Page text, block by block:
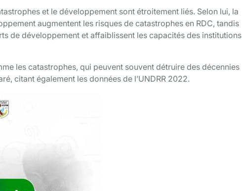
et le développement sont étroitement liés. Selon lui, la
augmentent les risques de catastrophes en RDC, tandis
de développement et affaiblissent les capacités des institutions
les catastrophes, qui peuvent souvent détruire des décennies
citant également les données de l’UNDRR 2022.